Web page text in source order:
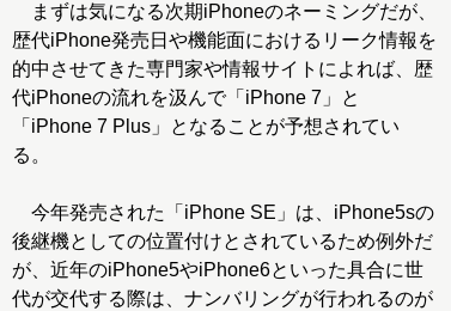
まずは気になる次期iPhoneのネーミングだが、
歴代iPhone発売日や機能面におけるリーク情報を
的中させてきた専門家や情報サイトによれば、歴
代iPhoneの流れを汲んで「iPhone 7」と
「iPhone 7 Plus」となることが予想されてい
る。
今年発売された「iPhone SE」は、iPhone5sの
後継機としての位置付けとされているため例外だ
が、近年のiPhone5やiPhone6といった具合に世
代が交代する際は、ナンバリングが行われるのが